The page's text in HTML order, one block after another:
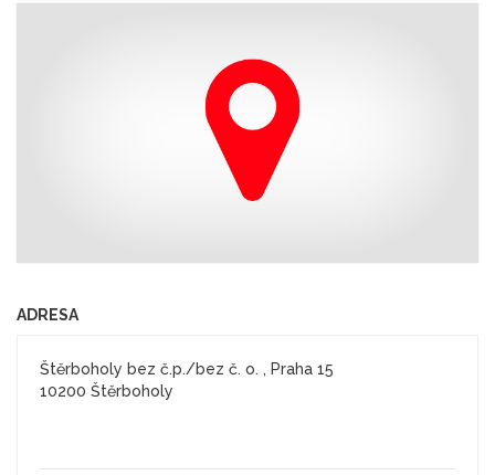
ADRESA
Štěrboholy bez č.p./bez č. o. , Praha 15
10200 Štěrboholy